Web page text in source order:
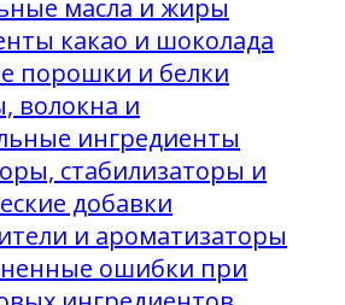
масла и жиры
какао и шоколада
порошки и белки
волокна и
ингредиенты
стабилизаторы и
добавки
и ароматизаторы
ошибки при